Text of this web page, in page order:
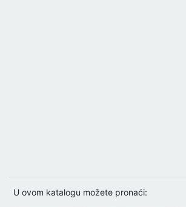
U ovom katalogu možete pronaći: